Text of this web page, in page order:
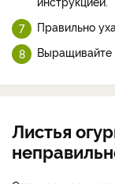
Правильно
Выращивайте
Листья